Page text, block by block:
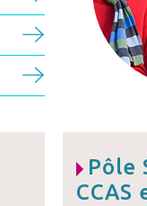
Pôle
CCAS